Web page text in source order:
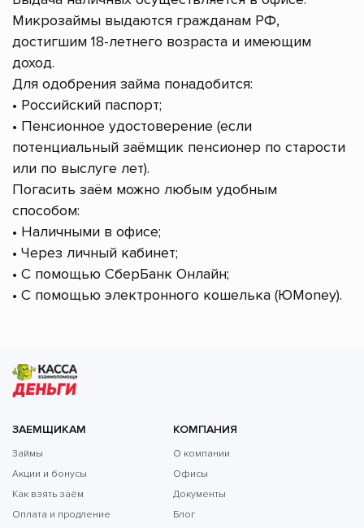
Микрозаймы выдаются гражданам РФ,
достигшим 18-летнего возраста и имеющим
доход.
Для одобрения займа понадобится:
• Российский паспорт;
• Пенсионное удостоверение (если
потенциальный заёмщик пенсионер по старости
или по выслуге лет).
Погасить заём можно любым удобным
способом:
• Наличными в офисе;
• Через личный кабинет;
• С помощью СберБанк Онлайн;
• С помощью электронного кошелька (ЮMoney).
ЗАЕМЩИКАМ
Займы
Акции и бонусы
Как взять заём
Оплата и продление
КОМПАНИЯ
О компании
Офисы
Документы
Блог